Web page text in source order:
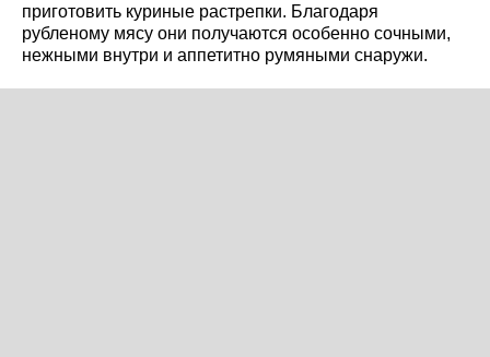
приготовить куриные растрепки. Благодаря
рубленому мясу они получаются особенно сочными,
нежными внутри и аппетитно румяными снаружи.